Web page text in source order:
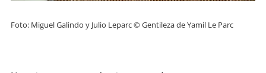
Foto: Miguel Galindo y Julio Leparc © Gentileza de Yamil Le Parc